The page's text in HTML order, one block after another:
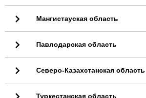
Мангистауская область
Павлодарская область
Северо-Казахстанская область
Туркестанская область